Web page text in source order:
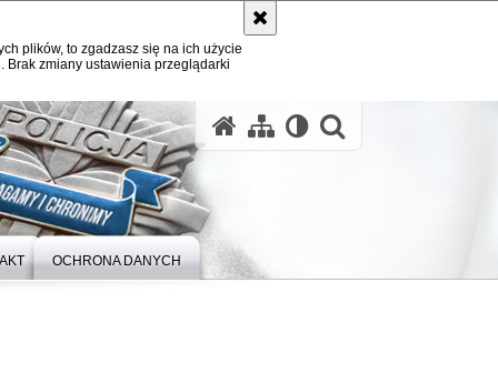
plików, to zgadzasz się na ich użycie
zmiany ustawienia przeglądarki
OCHRONA DANYCH